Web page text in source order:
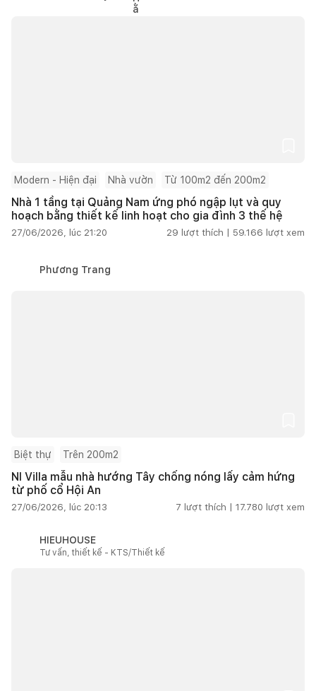
Modern - Hiện đại Nhà vườn Từ 100m2 đến 200m2
Nhà 1 tầng tại Quảng Nam ứng phó ngập lụt và quy
hoạch bằng thiết kế linh hoạt cho gia đình 3 thế hệ
27/06/2026, lúc 21:20 29 lượt thích | 59.166 lượt xem
Phương Trang
Biệt thự Trên 200m2
NI Villa mẫu nhà hướng Tây chống nóng lấy cảm hứng
từ phố cổ Hội An
27/06/2026, lúc 20:13 7 lượt thích | 17.780 lượt xem
HIEUHOUSE
Tư vấn, thiết kế - KTS/Thiết kế